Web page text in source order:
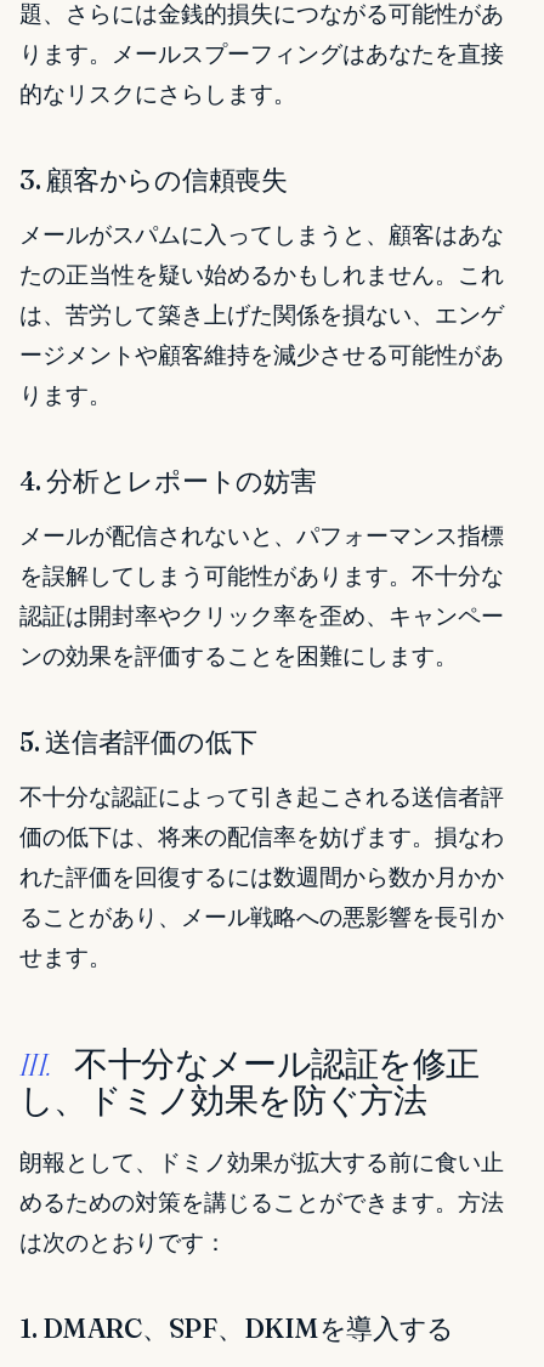
題、さらには金銭的損失につながる可能性があ
ります。メールスプーフィングはあなたを直接
的なリスクにさらします。
3. 顧客からの信頼喪失
メールがスパムに入ってしまうと、顧客はあな
たの正当性を疑い始めるかもしれません。これ
は、苦労して築き上げた関係を損ない、エンゲ
ージメントや顧客維持を減少させる可能性があ
ります。
4. 分析とレポートの妨害
メールが配信されないと、パフォーマンス指標
を誤解してしまう可能性があります。不十分な
認証は開封率やクリック率を歪め、キャンペー
ンの効果を評価することを困難にします。
5. 送信者評価の低下
不十分な認証によって引き起こされる送信者評
価の低下は、将来の配信率を妨げます。損なわ
れた評価を回復するには数週間から数か月かか
ることがあり、メール戦略への悪影響を長引か
せます。
III.
不十分なメール認証を修正
し、ドミノ効果を防ぐ方法
朗報として、ドミノ効果が拡大する前に食い止
めるための対策を講じることができます。方法
は次のとおりです：
1. DMARC、SPF、DKIMを導入する